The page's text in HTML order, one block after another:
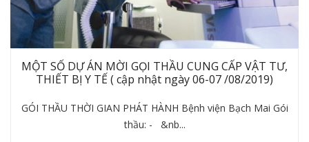
MỘT SỐ DỰ ÁN MỜI GỌI THẦU CUNG CẤP VẬT TƯ,
THIẾT BỊ Y TẾ ( cập nhật ngày 06-07 /08/2019)
GÓI THẦU THỜI GIAN PHÁT HÀNH Bệnh viện Bạch Mai Gói
thầu: - &nb...